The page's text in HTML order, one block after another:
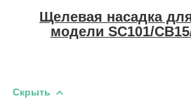
Щелевая насадка
модели SC101/
Скрыть